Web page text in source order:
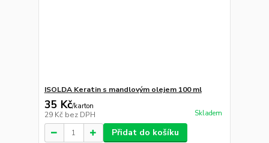
ISOLDA Keratin s mandlovým olejem 100 ml
35 Kč/karton
29 Kč bez DPH Skladem
Přidat do košíku